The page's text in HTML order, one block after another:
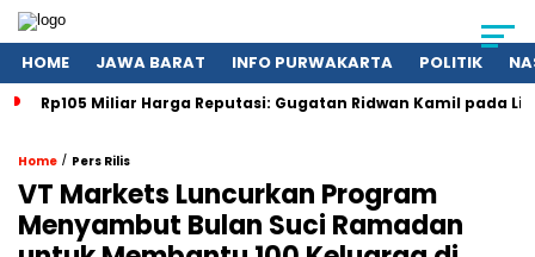
HOME JAWA BARAT INFO PURWAKARTA POLITIK
Rp105 Miliar Harga Reputasi: Gugatan Ridwan Kamil pada
Home / Pers Rilis
VT Markets Luncurkan Program
Menyambut Bulan Suci Ramadan